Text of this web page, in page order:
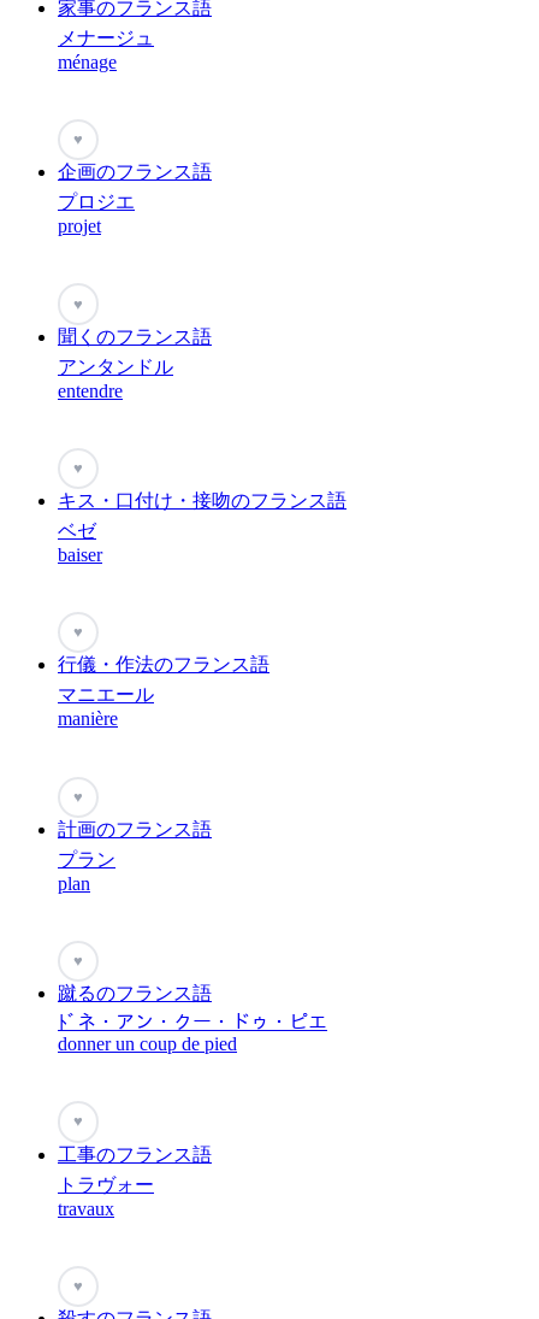
家事のフランス語
メナージュ
ménage
♥
企画のフランス語
プロジエ
projet
♥
聞くのフランス語
アンタンドル
entendre
♥
キス・口付け・接吻のフランス語
ベゼ
baiser
♥
行儀・作法のフランス語
マニエール
manière
♥
計画のフランス語
プラン
plan
♥
蹴るのフランス語
ﾄﾞネ・アン・クー・ドゥ・ピエ
donner un coup de pied
♥
工事のフランス語
トラヴォー
travaux
♥